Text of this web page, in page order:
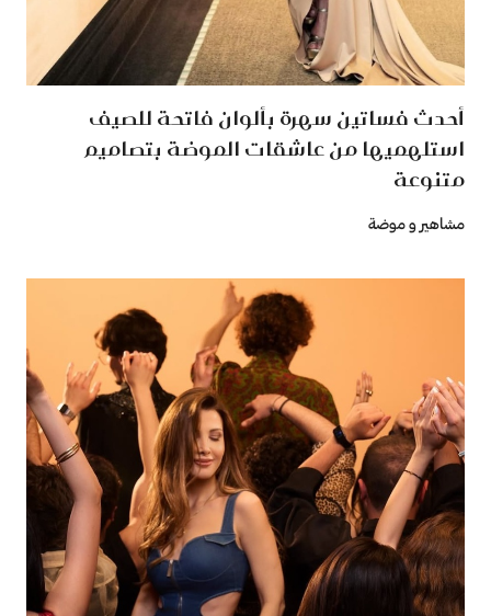
أحدث فساتين سهرة بألوان فاتحة للصيف
استلهميها من عاشقات الموضة بتصاميم
متنوعة
مشاهير و موضة